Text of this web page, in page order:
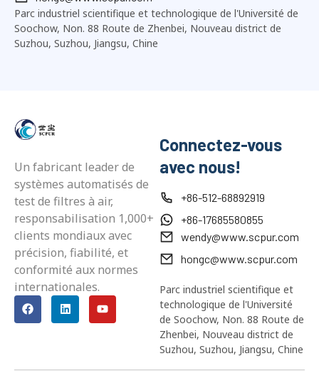
Parc industriel scientifique et technologique de l'Université de
Soochow, Non. 88 Route de Zhenbei, Nouveau district de
Suzhou, Suzhou, Jiangsu, Chine
Un fabricant leader de
systèmes automatisés de
test de filtres à air,
responsabilisation 1,000+
clients mondiaux avec
précision, fiabilité, et
conformité aux normes
internationales.
Connectez-vous
avec nous!
+86-512-68892919
+86-17685580855
wendy@www.scpur.com
hongc@www.scpur.com
Parc industriel scientifique et
technologique de l'Université
de Soochow, Non. 88 Route de
Zhenbei, Nouveau district de
Suzhou, Suzhou, Jiangsu, Chine